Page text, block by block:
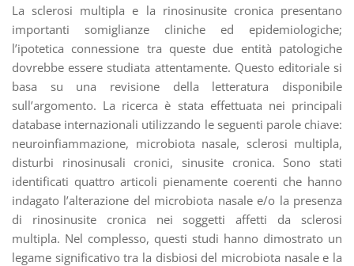
La sclerosi multipla e la rinosinusite cronica presentano
importanti somiglianze cliniche ed epidemiologiche;
l’ipotetica connessione tra queste due entità patologiche
dovrebbe essere studiata attentamente. Questo editoriale si
basa su una revisione della letteratura disponibile
sull’argomento. La ricerca è stata effettuata nei principali
database internazionali utilizzando le seguenti parole chiave:
neuroinfiammazione, microbiota nasale, sclerosi multipla,
disturbi rinosinusali cronici, sinusite cronica. Sono stati
identificati quattro articoli pienamente coerenti che hanno
indagato l’alterazione del microbiota nasale e/o la presenza
di rinosinusite cronica nei soggetti affetti da sclerosi
multipla. Nel complesso, questi studi hanno dimostrato un
legame significativo tra la disbiosi del microbiota nasale e la